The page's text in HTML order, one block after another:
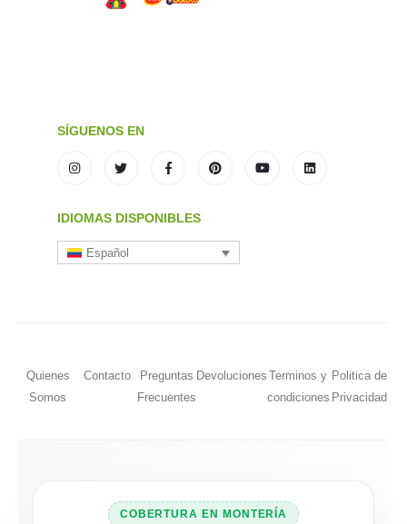
SÍGUENOS EN
IDIOMAS DISPONIBLES
Español
Quienes
Somos
Contacto
Preguntas
Frecuentes
Devoluciones Terminos y
condiciones
Politica de
Privacidad
COBERTURA EN MONTERÍA